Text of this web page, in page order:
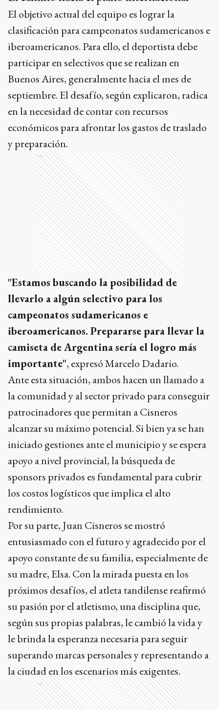
El objetivo actual del equipo es lograr la
clasificación para campeonatos sudamericanos e
iberoamericanos. Para ello, el deportista debe
participar en selectivos que se realizan en
Buenos Aires, generalmente hacia el mes de
septiembre. El desafío, según explicaron, radica
en la necesidad de contar con recursos
económicos para afrontar los gastos de traslado
y preparación.
Ads
"Estamos buscando la posibilidad de
llevarlo a algún selectivo para los
campeonatos sudamericanos e
iberoamericanos. Prepararse para llevar la
camiseta de Argentina sería el logro más
importante", expresó Marcelo Dadario.
Ante esta situación, ambos hacen un llamado a
la comunidad y al sector privado para conseguir
patrocinadores que permitan a Cisneros
alcanzar su máximo potencial. Si bien ya se han
iniciado gestiones ante el municipio y se espera
apoyo a nivel provincial, la búsqueda de
sponsors privados es fundamental para cubrir
los costos logísticos que implica el alto
rendimiento.
Por su parte, Juan Cisneros se mostró
entusiasmado con el futuro y agradecido por el
apoyo constante de su familia, especialmente de
su madre, Elsa. Con la mirada puesta en los
próximos desafíos, el atleta tandilense reafirmó
su pasión por el atletismo, una disciplina que,
según sus propias palabras, le cambió la vida y
le brinda la esperanza necesaria para seguir
superando marcas personales y representando a
la ciudad en los escenarios más exigentes.
Ads